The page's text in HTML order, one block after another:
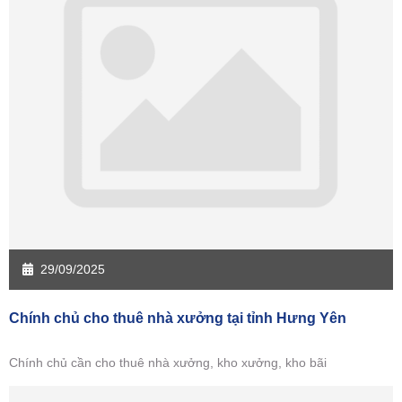
29/09/2025
Chính chủ cho thuê nhà xưởng tại tỉnh Hưng Yên
Chính chủ cần cho thuê nhà xưởng, kho xưởng, kho bãi